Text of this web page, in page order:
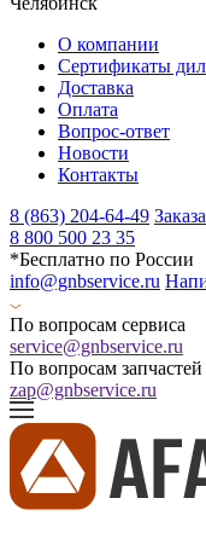
О компании
Сертификаты
Доставка
Оплата
Вопрос-ответ
Новости
Контакты
8 (863) 204-64-49
8 800 500 23 35
*Бесплатно по России
info@gnbservice.ru
По вопросам сервиса
service@gnbservice.ru
По вопросам запчастей
zap@gnbservice.ru